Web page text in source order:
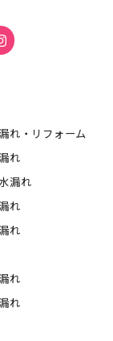
れ・リフォーム
れ
漏れ
れ
れ
れ
れ